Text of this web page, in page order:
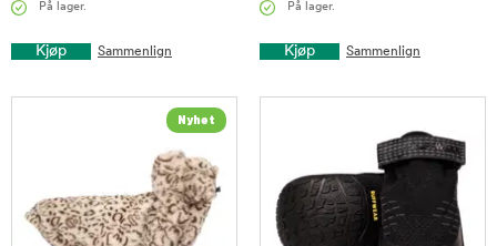
På lager.
Kjøp Sammenlign
På lager.
Kjøp Sammenlign